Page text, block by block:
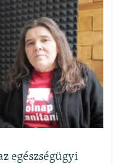
egészségügyi